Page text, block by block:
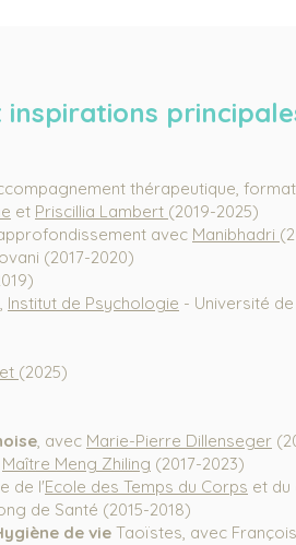
thérapeutique,
et Priscillia Lambert (2019-2025)
avec Manibhadri
(2017-2020)
Institut de Psychologie - Université
(2025)
, avec Marie-Pierre Dillenseger
Maître Meng Zhiling (2017-2023)
de l'Ecole des Temps du Corps et du
de Santé (2015-2018)
de vie Taoïstes, avec